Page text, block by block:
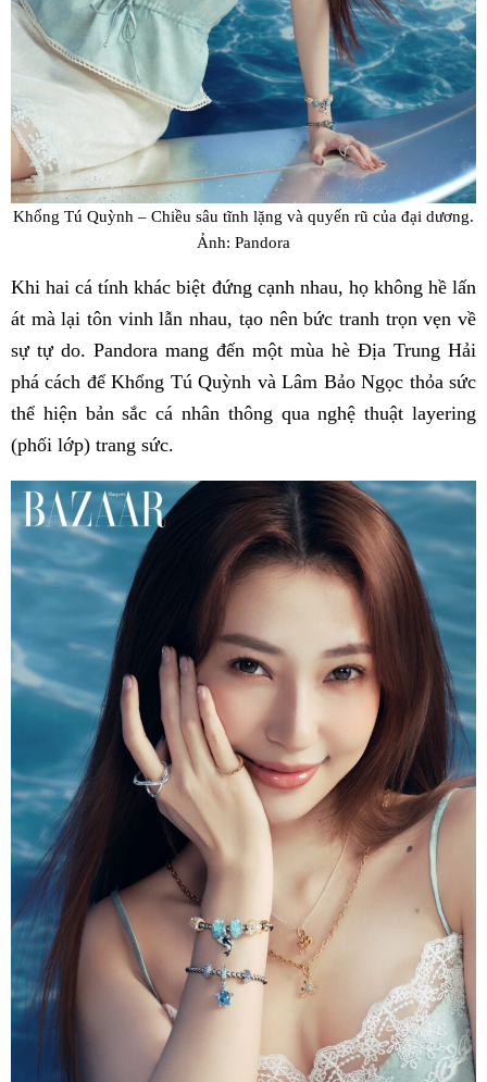
Khổng Tú Quỳnh – Chiều sâu tĩnh lặng và quyến rũ của đại dương.
Ảnh: Pandora
Khi hai cá tính khác biệt đứng cạnh nhau, họ không hề lấn
át mà lại tôn vinh lẫn nhau, tạo nên bức tranh trọn vẹn về
sự tự do. Pandora mang đến một mùa hè Địa Trung Hải
phá cách để Khổng Tú Quỳnh và Lâm Bảo Ngọc thỏa sức
thể hiện bản sắc cá nhân thông qua nghệ thuật layering
(phối lớp) trang sức.